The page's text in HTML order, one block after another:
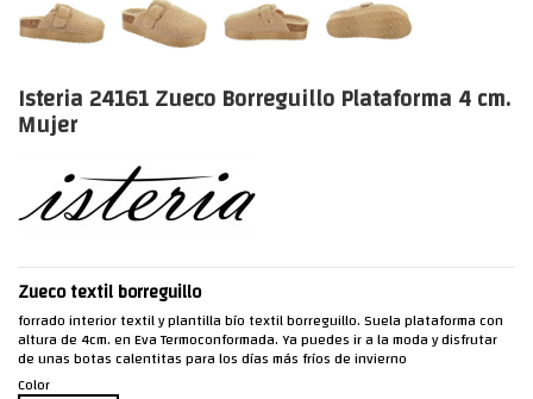
Isteria 24161 Zueco Borreguillo Plataforma 4 cm.
Mujer
Zueco textil borreguillo
forrado interior textil y plantilla bío textil borreguillo. Suela plataforma con
altura de 4cm. en Eva Termoconformada. Ya puedes ir a la moda y disfrutar
de unas botas calentitas para los días más fríos de invierno
Color